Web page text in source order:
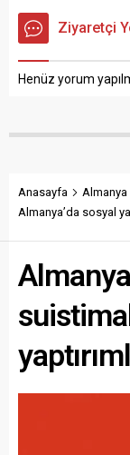
Ziyaretçi
Henüz yorum
Anasayfa
Almanya
Almanya’da sosyal